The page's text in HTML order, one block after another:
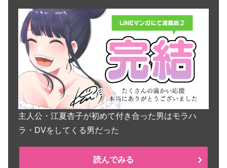
主人公・江夏杏子が初めて付き合った男はモラハ
ラ・DVをしてくる男だった
読んでみる